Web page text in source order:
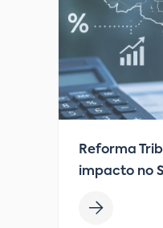
Reforma
impacto no